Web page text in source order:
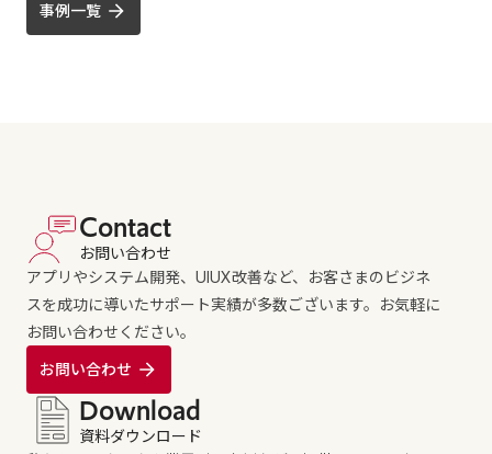
事例一覧
Contact
お問い合わせ
アプリやシステム開発、UIUX改善など、お客さまのビジネ
スを成功に導いたサポート実績が多数ございます。お気軽に
お問い合わせください。
お問い合わせ
Download
資料ダウンロード